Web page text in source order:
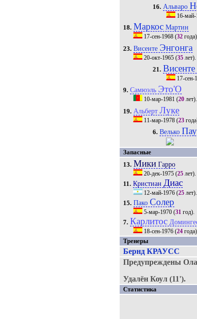
16. Альваро
16-май-
18. Маркос Мартин
17-сен-1968 (32
23. Висенте Энгонга
20-окт-1965 (35 лет).
21. Висенте
17-сен-
9. Самюэль Это'O
10-мар-1981 (20
19. АльбертЛуке
11-мар-1978 (23
6. Велько
Запасные
13. Мики Гарро
20-дек-1975 (25 лет).
11. Кристиан Диас
12-май-1976 (25 лет).
15. ПакоСолер
5-мар-1970 (31 год).
7. Карлитос
18-сен-1976 (24
Тренеры
Бернд КРАУСС
Предупреждены
Удалён Коул (11').
Статистика